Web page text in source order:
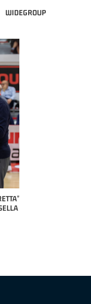
WIDEGROUP
-